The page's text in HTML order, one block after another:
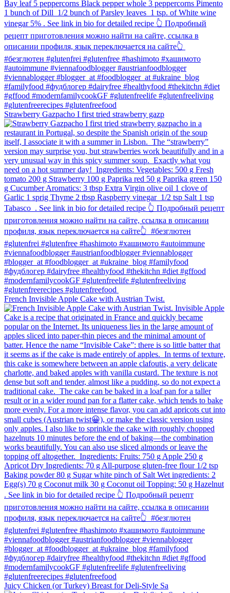
Strawberry Gazpacho⁠ I first tried strawberry gazp
French Invisible Apple Cake with Austrian Twist.⁠
Juicy Chicken (or Turkey) Breast for Deli-Style Sa